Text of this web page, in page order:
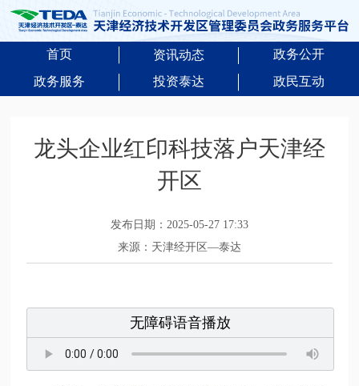
首页 资讯动态
政务公开
政务服务
投资泰达 政民互动
龙头企业红印科技落户天津经
开区
发布日期：2025-05-27 17:33
来源：天津经开区—泰达
无障碍语音播放